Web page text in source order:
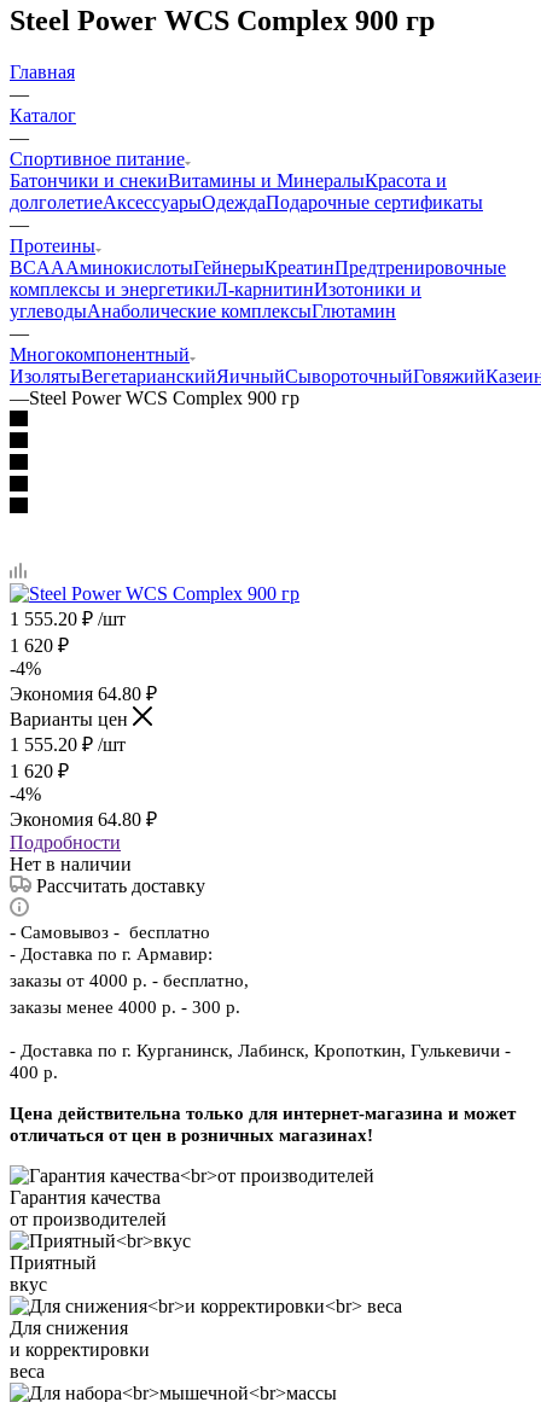
Steel Power WCS Complex 900 гр
Главная
—
Каталог
—
Спортивное питание
Батончики и снекиВитамины и МинералыКрасота и
долголетиеАксессуарыОдеждаПодарочные сертификаты
—
Протеины
BCAAАминокислотыГейнерыКреатинПредтренировочные
комплексы и энергетикиЛ-карнитинИзотоники и
углеводыАнаболические комплексыГлютамин
—
Многокомпонентный
ИзолятыВегетарианскийЯичныйСывороточныйГовяжий
—Steel Power WCS Complex 900 гр
1 555.20 ₽ /шт
1 620 ₽
-4%
Экономия 64.80 ₽
Варианты цен
1 555.20 ₽ /шт
1 620 ₽
-4%
Экономия 64.80 ₽
Подробности
Нет в наличии
Рассчитать доставку
- Самовывоз - бесплатно
- Доставка по г. Армавир:
заказы от 4000 р. - бесплатно,
заказы менее 4000 р. - 300 р.
- Доставка по г. Курганинск, Лабинск, Кропоткин, Гулькевичи -
400 р.
Цена действительна только для интернет-магазина и может
отличаться от цен в розничных магазинах!
Гарантия качества
от производителей
Приятный
вкус
Для снижения
и корректировки
веса